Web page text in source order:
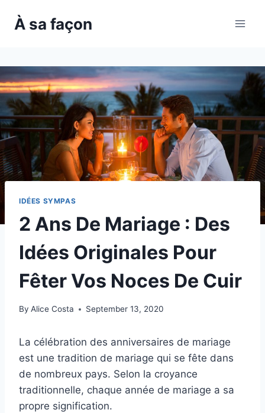
À sa façon
IDÉES SYMPAS
2 Ans De Mariage : Des
Idées Originales Pour
Fêter Vos Noces De Cuir
By Alice Costa September 13, 2020
La célébration des anniversaires de mariage
est une tradition de mariage qui se fête dans
de nombreux pays. Selon la croyance
traditionnelle, chaque année de mariage a sa
propre signification.